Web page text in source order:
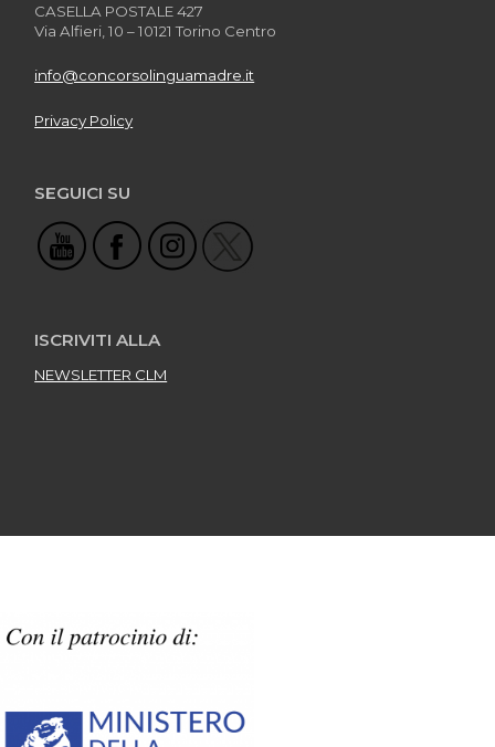
CASELLA POSTALE 427
Via Alfieri, 10 – 10121 Torino Centro
info@concorsolinguamadre.it
Privacy Policy
SEGUICI SU
ISCRIVITI ALLA
NEWSLETTER CLM